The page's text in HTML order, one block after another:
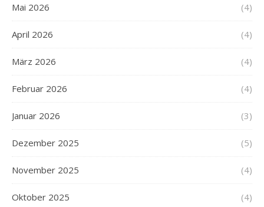
Mai 2026 (4)
April 2026 (4)
März 2026 (4)
Februar 2026 (4)
Januar 2026 (3)
Dezember 2025 (5)
November 2025 (4)
Oktober 2025 (4)